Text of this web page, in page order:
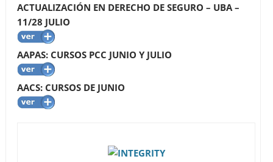
ACTUALIZACIÓN EN DERECHO DE SEGURO – UBA –
11/28 JULIO
AAPAS: CURSOS PCC JUNIO Y JULIO
AACS: CURSOS DE JUNIO